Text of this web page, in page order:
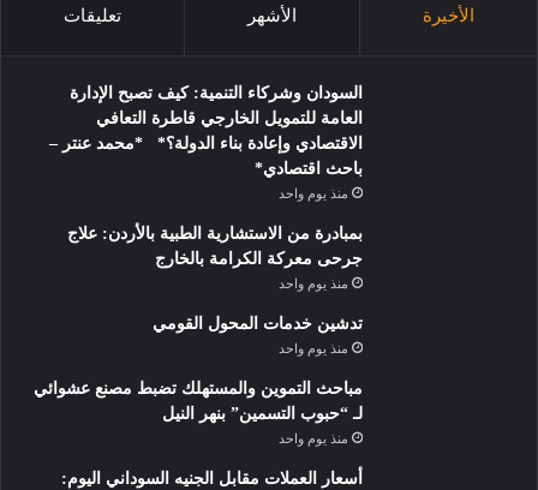
الأخيرة الأشهر تعليقات
السودان وشركاء التنمية: كيف تصبح الإدارة
العامة للتمويل الخارجي قاطرة التعافي
الاقتصادي وإعادة بناء الدولة؟* *محمد عنتر –
باحث اقتصادي*
منذ يوم واحد
بمبادرة من الاستشارية الطبية بالأردن: علاج
جرحى معركة الكرامة بالخارج
منذ يوم واحد
تدشين خدمات المحول القومي
منذ يوم واحد
مباحث التموين والمستهلك تضبط مصنع عشوائي
لـ “حبوب التسمين” بنهر النيل
منذ يوم واحد
أسعار العملات مقابل الجنيه السوداني اليوم: